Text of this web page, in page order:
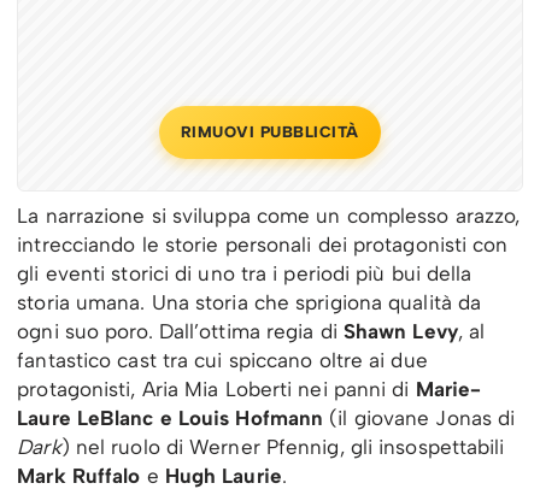
RIMUOVI PUBBLICITÀ
La narrazione si sviluppa come un complesso arazzo,
intrecciando le storie personali dei protagonisti con
gli eventi storici di uno tra i periodi più bui della
storia umana. Una storia che sprigiona qualità da
ogni suo poro. Dall’ottima regia di Shawn Levy, al
fantastico cast tra cui spiccano oltre ai due
protagonisti, Aria Mia Loberti nei panni di Marie-
Laure LeBlanc e Louis Hofmann (il giovane Jonas di
Dark) nel ruolo di Werner Pfennig, gli insospettabili
Mark Ruffalo e Hugh Laurie.